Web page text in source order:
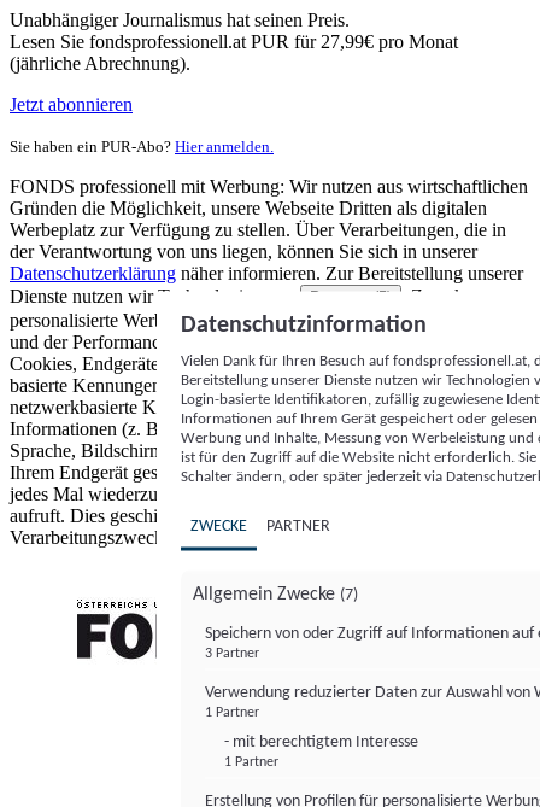
Unabhängiger Journalismus hat seinen Preis.
Lesen Sie fondsprofessionell.at PUR für 27,99€ pro Monat
(jährliche Abrechnung).
Jetzt abonnieren
Sie haben ein PUR-Abo? Hier anmelden.
FONDS professionell mit Werbung: Wir nutzen aus wirtschaftlichen
Gründen die Möglichkeit, unsere Webseite Dritten als digitalen
Werbeplatz zur Verfügung zu stellen. Über Verarbeitungen, die in
der Verantwortung von uns liegen, können Sie sich in unserer
Datenschutzerklärung näher informieren. Zur Bereitstellung unserer
Dienste nutzen wir Technologien von
Partnern (5)
. Zwecke:
personalisierte Werbung und Inhalte, Messung von Werbeleistung
und der Performance von Inhalten sowie Zielgruppenforschung.
Cookies, Endgeräte- oder ähnliche Online-Kennungen (z. B. login-
basierte Kennungen, zufällig generierte Kennungen,
netzwerkbasierte Kennungen) können zusammen mit anderen
Informationen (z. B. Browsertyp und Browserinformationen,
Sprache, Bildschirmgröße, unterstützte Technologien usw.) auf
Ihrem Endgerät gespeichert oder von dort ausgelesen werden, um es
jedes Mal wiederzuerkennen, wenn es eine App oder einer Webseite
aufruft. Dies geschieht für einen oder mehrere der hier aufgeführten
Verarbeitungszwecke.
Datenschutzinformation
Vielen Dank für Ihren Besuch auf
Bereitstellung unserer Dienste nutzen wir Technologien
Login-basierte Identifikatoren, zufällig zugewiesene
Informationen auf Ihrem Gerät gespeichert oder
Werbung und Inhalte, Messung von Werbeleistung
ist für den Zugriff auf die Website nicht erforderlich.
Schalter ändern, oder später jederzeit via
ZWECKE PARTNER
Allgemein Zwecke (7)
Speichern von oder Zugriff auf Informationen auf
3 Partner
Verwendung reduzierter Daten zur Auswahl von
1 Partner
- mit berechtigtem Interesse
1 Partner
Erstellung von Profilen für personalisierte
FONDS professionell